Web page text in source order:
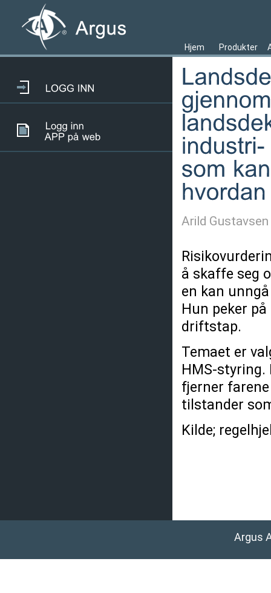
Hjem Produkter
Arild
å skaffe seg
en kan
Hun peker
driftstap.
Temaet er
HMS-
fjerner
tilstander
Kilde;
Argus